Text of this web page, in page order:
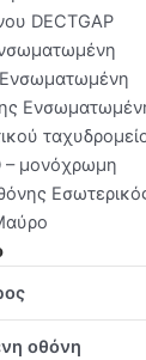
DECTGAP
– μονόχρωμη
οθόνη